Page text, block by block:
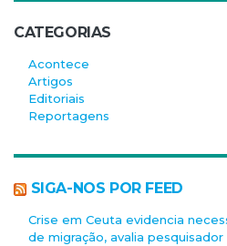
CATEGORIAS
Acontece
Artigos
Editoriais
Reportagens
SIGA-NOS POR FEED
Crise em Ceuta evidencia
de migração, avalia pesquisador